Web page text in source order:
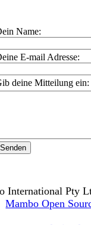
Name:
E-mail Adresse:
deine Mitteilung ein:
International Pty
Mambo Open